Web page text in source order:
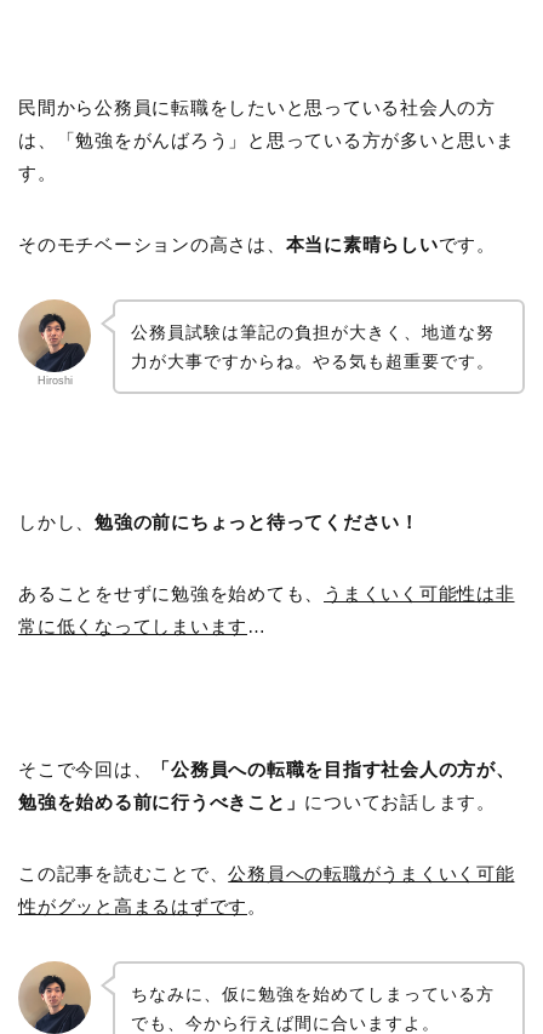
民間から公務員に転職をしたいと思っている社会人の方
は、「勉強をがんばろう」と思っている方が多いと思いま
す。
そのモチベーションの高さは、 本当に素晴らしいです。
Hiroshi
公務員試験は筆記の負担が大きく、地道な努
力が大事ですからね。やる気も超重要です。
しかし、 勉強の前にちょっと待ってください！
あることをせずに勉強を始めても、
うまくいく可能性は非
常に低くなってしまいます …
そこで今回は、
「公務員への転職を目指す社会人の方が、
勉強を始める前に行うべきこと」 についてお話します。
この記事を読むことで、公務員への転職がうまくいく可能
性がグッと高まるはずです 。
ちなみに、仮に勉強を始めてしまっている方
でも、今から行えば間に合いますよ。